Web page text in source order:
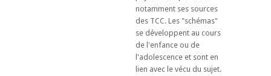
notamment ses sources
des TCC. Les "schémas"
se développent au cours
de l'enfance ou de
l'adolescence et sont en
lien avec le vécu du sujet.